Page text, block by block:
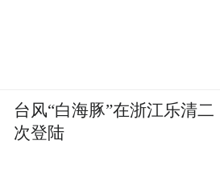
台风“白海豚”在浙江乐清二
次登陆